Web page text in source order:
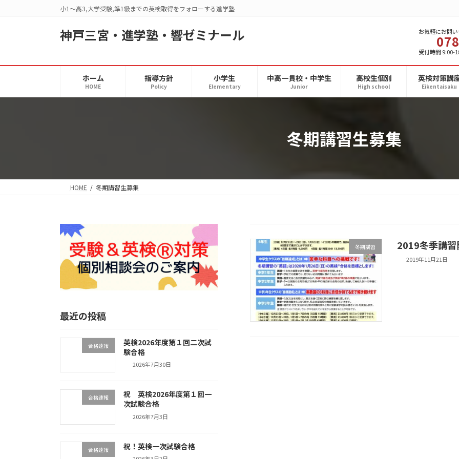
へ
ョ
小1～高3,大学受験,準1級までの英検取得をフォローする進学塾
神戸三宮・進学塾・響ゼミナール お気軽にお問い
受付時間 9:00-
ホーム
HOME
指導方針
Policy
小学生
Elementary
中高一貫校・中学生
Junior
高校生個別
High school
英検対策講
Eikentaisaku
冬期講習生募集
HOME 冬期講習生募集
冬期講習 2019冬季講習
2019年11月21日
最近の投稿
合格速報
英検2026年度第１回二次試
験合格
2026年7月30日
合格速報
祝 英検2026年度第１回一
次試験合格
2026年7月3日
合格速報 祝！英検一次試験合格